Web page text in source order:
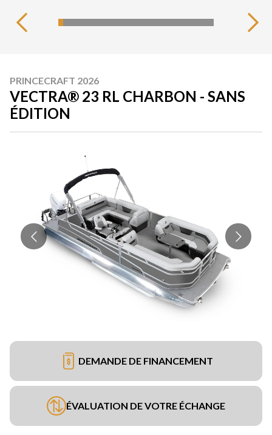
PRINCECRAFT 2026
VECTRA® 23 RL CHARBON - SANS
ÉDITION
DEMANDE DE FINANCEMENT
ÉVALUATION DE VOTRE ÉCHANGE